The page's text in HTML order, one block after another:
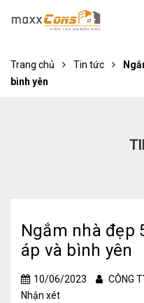
Trang chủ Tin tức
bình yên
Ngắm nhà đẹp
áp và bình yên
10/06/2023 CÔNG
Nhận xét